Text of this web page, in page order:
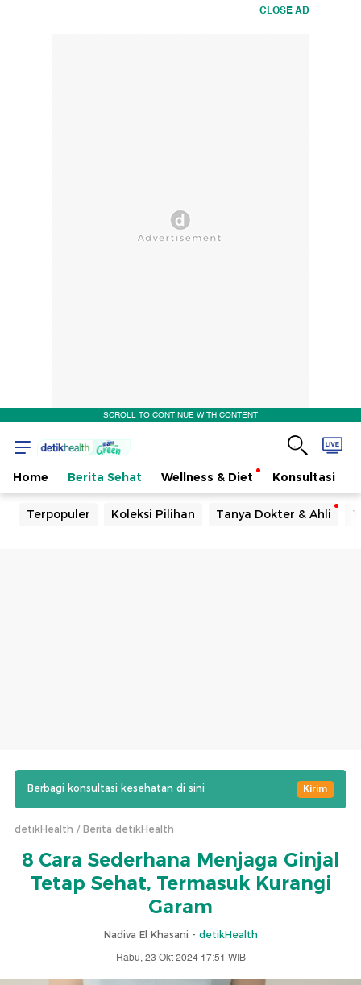
CLOSE AD
SCROLL TO CONTINUE WITH CONTENT
Home Berita Sehat Wellness & Diet Konsultasi
Terpopuler Koleksi Pilihan Tanya Dokter & Ahli
Berbagi konsultasi kesehatan di sini Kirim
detikHealth Berita detikHealth
8 Cara Sederhana Menjaga Ginjal
Tetap Sehat, Termasuk Kurangi
Garam
Nadiva El Khasani - detikHealth
Rabu, 23 Okt 2024 17:51 WIB